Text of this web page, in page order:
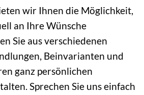
wir Ihnen die Möglichkeit,
an Ihre Wünsche
Sie aus verschiedenen
Beinvarianten und
ganz persönlichen
Sprechen Sie uns einfach